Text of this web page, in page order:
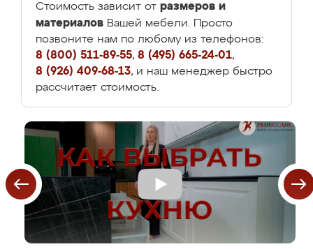
Стоимость зависит от размеров и
материалов Вашей мебели. Просто
позвоните нам по любому из телефонов:
8 (800) 511-89-55, 8 (495) 665-24-01,
8 (926) 409-68-13, и наш менеджер быстро
рассчитает стоимость.